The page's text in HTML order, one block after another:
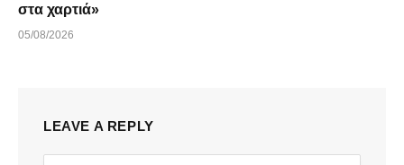
στα χαρτιά»
05/08/2026
LEAVE A REPLY